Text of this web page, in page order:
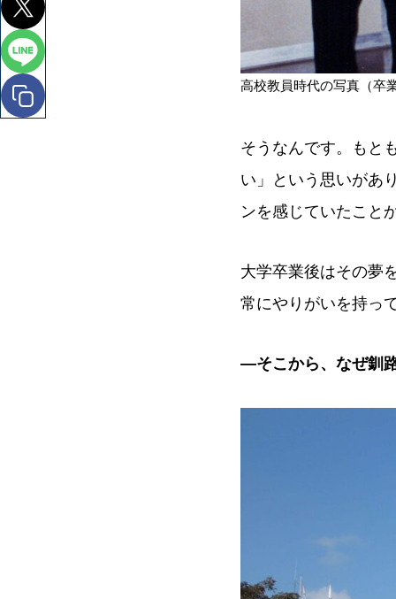
高校教員時代の写真（卒業
そうなんです。もと
い」という思いがあ
ンを感じていたこと
大学卒業後はその夢
常にやりがいを持っ
―そこから、なぜ釧